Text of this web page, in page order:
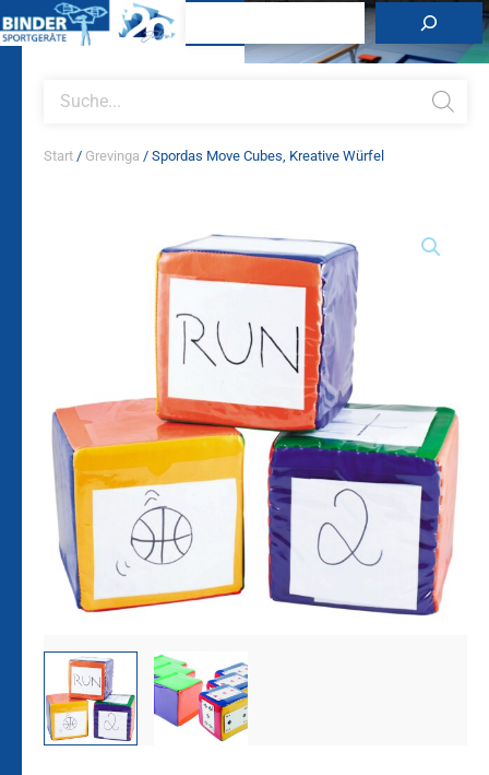
Inhalt
search
Start / Grevinga / Spordas Move Cubes, Kreative Würfel